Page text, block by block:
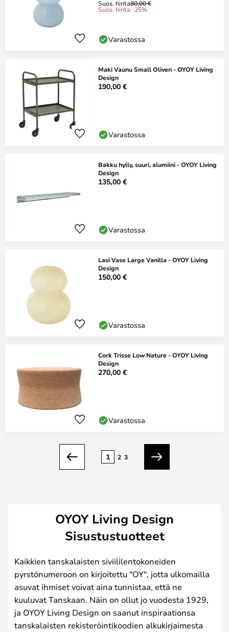
Suos. hinta80,00 €
Suos. hinta -25%
Varastossa
Maki Vaunu Small Oliven - OYOY Living
Design
190,00 €
Varastossa
Bakku hylly, suuri, alumiini - OYOY Living
Design
135,00 €
Varastossa
Lasi Vase Large Vanilla - OYOY Living
Design
150,00 €
Varastossa
Cork Trisse Low Nature - OYOY Living
Design
270,00 €
Varastossa
Edellinen
1 2 3
Seuraava
OYOY Living Design
Sisustustuotteet
Kaikkien tanskalaisten siviililentokoneiden
pyrstönumeroon on kirjoitettu "OY", jotta ulkomailla
asuvat ihmiset voivat aina tunnistaa, että ne
kuuluvat Tanskaan. Näin on ollut jo vuodesta 1929,
ja OYOY Living Design on saanut inspiraationsa
tanskalaisten rekisteröintikoodien alkukirjaimesta